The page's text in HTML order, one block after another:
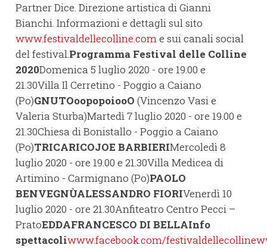
Partner Dice. Direzione artistica di Gianni
Bianchi. Informazioni e dettagli sul sito
www.festivaldellecolline.come sui canali social
del festival.Programma Festival delle Colline
2020Domenica 5 luglio 2020 - ore 19.00 e
21.30Villa Il Cerretino - Poggio a Caiano
(Po)GNUTOoopopoiooO (Vincenzo Vasi e
Valeria Sturba)Martedì 7 luglio 2020 - ore 19.00 e
21.30Chiesa di Bonistallo - Poggio a Caiano
(Po)TRICARICOJOE BARBIERIMercoledì 8
luglio 2020 - ore 19.00 e 21.30Villa Medicea di
Artimino - Carmignano (Po)PAOLO
BENVEGNÙALESSANDRO FIORIVenerdì 10
luglio 2020 - ore 21.30Anfiteatro Centro Pecci –
PratoEDDAFRANCESCO DI BELLAInfo
spettacoliwww.facebook.com/festivaldellecolline